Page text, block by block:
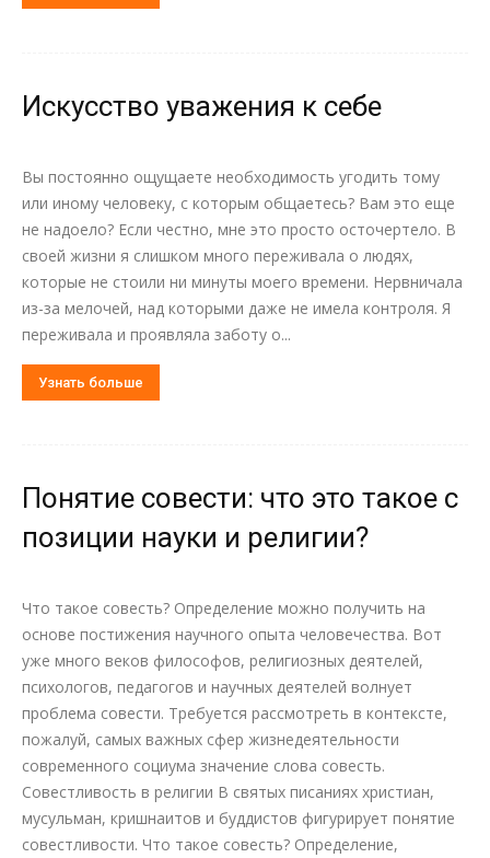
Искусство уважения к себе
Вы постоянно ощущаете необходимость угодить тому
или иному человеку, с которым общаетесь? Вам это еще
не надоело? Если честно, мне это просто осточертело. В
своей жизни я слишком много переживала о людях,
которые не стоили ни минуты моего времени. Нервничала
из-за мелочей, над которыми даже не имела контроля. Я
переживала и проявляла заботу о...
Узнать больше
Понятие совести: что это такое с
позиции науки и религии?
Что такое совесть? Определение можно получить на
основе постижения научного опыта человечества. Вот
уже много веков философов, религиозных деятелей,
психологов, педагогов и научных деятелей волнует
проблема совести. Требуется рассмотреть в контексте,
пожалуй, самых важных сфер жизнедеятельности
современного социума значение слова совесть.
Совестливость в религии В святых писаниях христиан,
мусульман, кришнаитов и буддистов фигурирует понятие
совестливости. Что такое совесть? Определение,